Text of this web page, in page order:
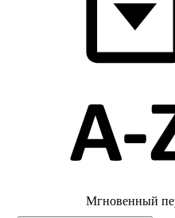
Мгновенный